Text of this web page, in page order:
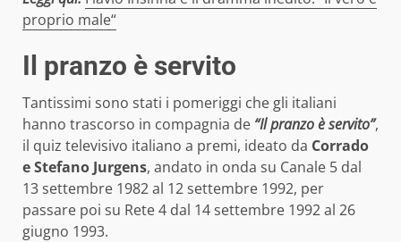
proprio male“
Il pranzo è servito
Tantissimi sono stati i pomeriggi che gli italiani
hanno trascorso in compagnia de “Il pranzo è servito”,
il quiz televisivo italiano a premi, ideato da Corrado
e Stefano Jurgens, andato in onda su Canale 5 dal
13 settembre 1982 al 12 settembre 1992, per
passare poi su Rete 4 dal 14 settembre 1992 al 26
giugno 1993.